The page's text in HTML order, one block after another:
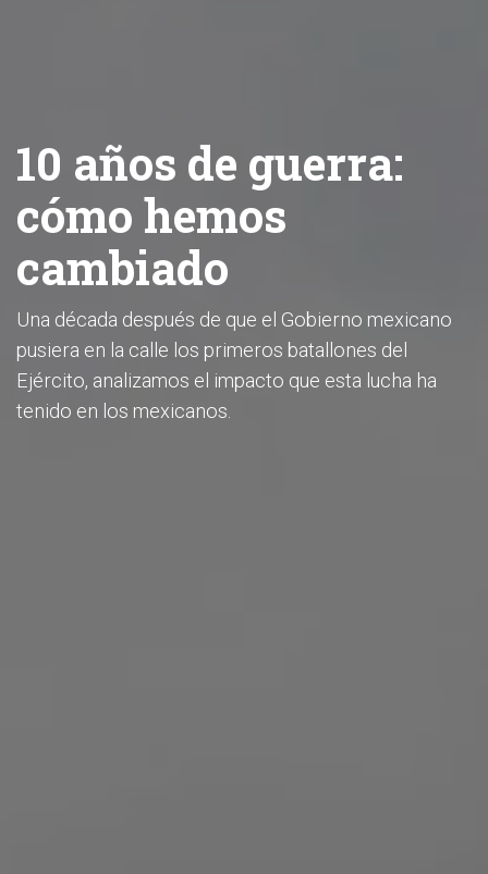
10 años de guerra:
cómo hemos
cambiado
Una década después de que el Gobierno mexicano
pusiera en la calle los primeros batallones del
Ejército, analizamos el impacto que esta lucha ha
tenido en los mexicanos.